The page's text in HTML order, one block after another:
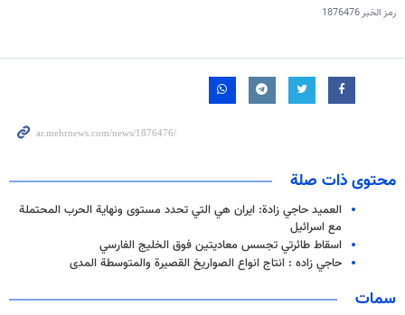
رمز الخبر1876476
محتوى ذات صلة
العميد حاجي زادة: ايران هي التي تحدد مستوى ونهاية الحرب المحتملة
مع اسرائيل
اسقاط طائرتي تجسس معاديتين فوق الخليج الفارسي
حاجي زاده : انتاج انواع الصواريخ القصيرة والمتوسطة المدى
سمات